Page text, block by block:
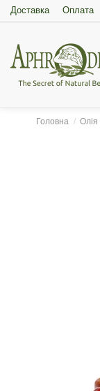
Доставка Оплата
Головна